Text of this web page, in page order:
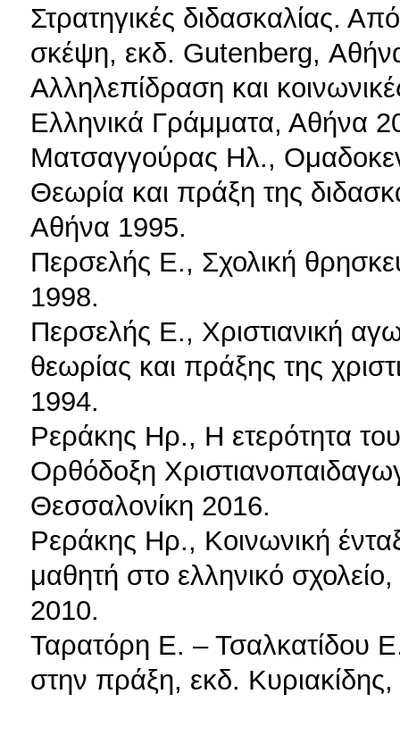
Στρατηγικές διδασκαλίας.
σκέψη, εκδ. Gutenberg,
Αλληλεπίδραση και
Ελληνικά Γράμματα, Αθήνα
Ματσαγγούρας Ηλ.,
Θεωρία και πράξη της
Αθήνα 1995.
Περσελής E., Σχολική
1998.
Περσελής E., Χριστιανική
θεωρίας και πράξης της
1994.
Ρεράκης Ηρ., Η ετερότητα
Ορθόδοξη
Θεσσαλονίκη 2016.
Ρεράκης Ηρ., Κοινωνική
μαθητή στο ελληνικό
2010.
Ταρατόρη Ε. – Τσαλκατίδου
στην πράξη, εκδ.